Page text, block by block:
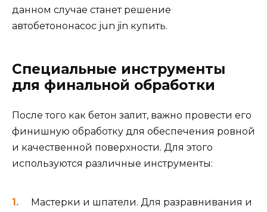
данном случае станет решение
автобетононасос jun jin купить.
Специальные инструменты
для финальной обработки
После того как бетон залит, важно провести его
финишную обработку для обеспечения ровной
и качественной поверхности. Для этого
используются различные инструменты:
Мастерки и шпатели. Для разравнивания и